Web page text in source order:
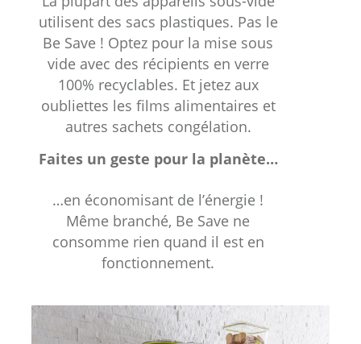
utilisent des sacs plastiques. Pas le
Be Save ! Optez pour la mise sous
vide avec des récipients en verre
100% recyclables. Et jetez aux
oubliettes les films alimentaires et
autres sachets congélation.
Faites un geste pour la planète…
…en économisant de l’énergie !
Même branché, Be Save ne
consomme rien quand il est en
fonctionnement.